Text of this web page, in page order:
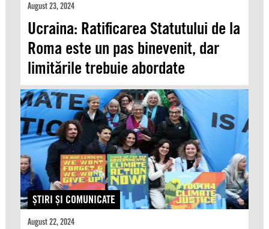
August 23, 2024
Ucraina: Ratificarea Statutului de la
Roma este un pas binevenit, dar
limitările trebuie abordate
ŞTIRI ŞI COMUNICATE
August 22, 2024